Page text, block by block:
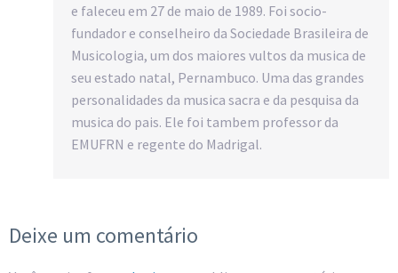
e faleceu em 27 de maio de 1989. Foi socio-
fundador e conselheiro da Sociedade Brasileira de
Musicologia, um dos maiores vultos da musica de
seu estado natal, Pernambuco. Uma das grandes
personalidades da musica sacra e da pesquisa da
musica do pais. Ele foi tambem professor da
EMUFRN e regente do Madrigal.
Deixe um comentário